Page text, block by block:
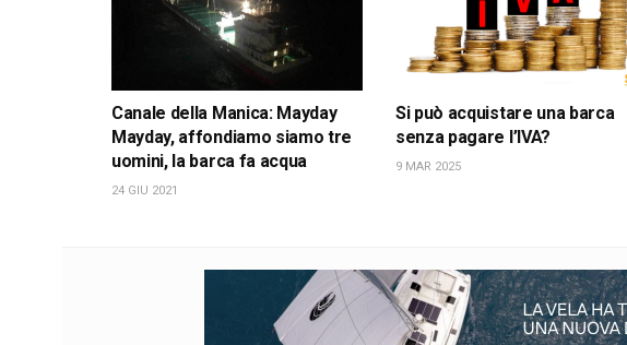
Canale della Manica: Mayday
Mayday, affondiamo siamo tre
uomini, la barca fa acqua
24 GIU 2021
Si può acquistare una barca
senza pagare l’IVA?
9 MAR 2025